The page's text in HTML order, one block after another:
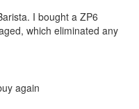
I bought a ZP6
which eliminated any
again